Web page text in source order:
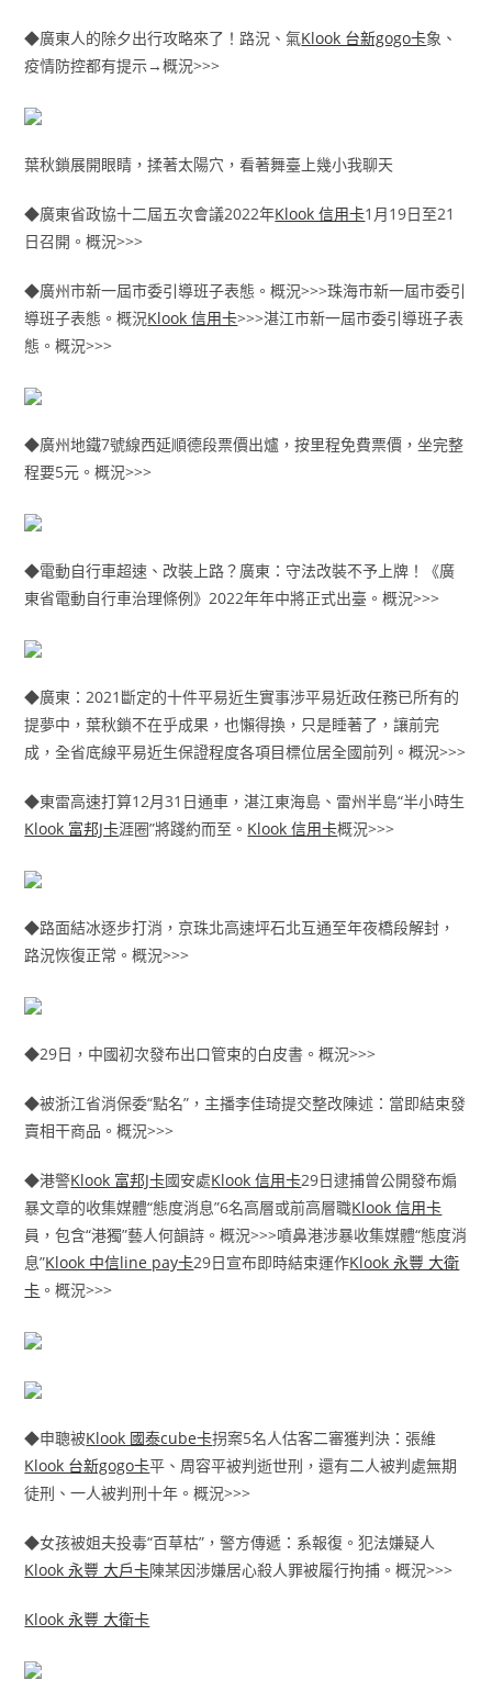
◆廣東人的除夕出行攻略來了！路況、氣Klook 台新gogo卡象、
疫情防控都有提示→概況>>>
葉秋鎖展開眼睛，揉著太陽穴，看著舞臺上幾小我聊天
◆廣東省政協十二屆五次會議2022年Klook 信用卡1月19日至21
日召開。概況>>>
◆廣州市新一屆市委引導班子表態。概況>>>珠海市新一屆市委引
導班子表態。概況Klook 信用卡>>>湛江市新一屆市委引導班子表
態。概況>>>
◆廣州地鐵7號線西延順德段票價出爐，按里程免費票價，坐完整
程要5元。概況>>>
◆電動自行車超速、改裝上路？廣東：守法改裝不予上牌！《廣
東省電動自行車治理條例》2022年年中將正式出臺。概況>>>
◆廣東：2021斷定的十件平易近生實事涉平易近政任務已所有的
提夢中，葉秋鎖不在乎成果，也懶得換，只是睡著了，讓前完
成，全省底線平易近生保證程度各項目標位居全國前列。概況>>>
◆東雷高速打算12月31日通車，湛江東海島、雷州半島“半小時生
Klook 富邦J卡涯圈”將踐約而至。 Klook 信用卡概況>>>
◆路面結冰逐步打消，京珠北高速坪石北互通至年夜橋段解封，
路況恢復正常。概況>>>
◆29日，中國初次發布出口管束的白皮書。概況>>>
◆被浙江省消保委“點名”，主播李佳琦提交整改陳述：當即結束發
賣相干商品。概況>>>
◆港警Klook 富邦J卡國安處Klook 信用卡29日逮捕曾公開發布煽
暴文章的收集媒體“態度消息”6名高層或前高層職Klook 信用卡
員，包含“港獨”藝人何韻詩。概況>>>噴鼻港涉暴收集媒體“態度消
息”Klook 中信line pay卡29日宣布即時結束運作Klook 永豐 大衛
卡 。概況>>>
◆申聰被Klook 國泰cube卡拐案5名人估客二審獲判決：張維
Klook 台新gogo卡平、周容平被判逝世刑，還有二人被判處無期
徒刑、一人被判刑十年。概況>>>
◆女孩被姐夫投毒“百草枯”，警方傳遞：系報復。犯法嫌疑人
Klook 永豐 大戶卡陳某因涉嫌居心殺人罪被履行拘捕。概況>>>
Klook 永豐 大衛卡